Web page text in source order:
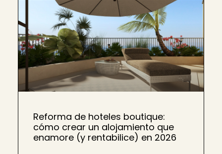
Reforma de hoteles boutique:
cómo crear un alojamiento que
enamore (y rentabilice) en 2026